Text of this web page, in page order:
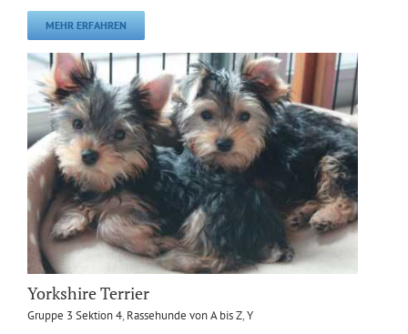
MEHR ERFAHREN
Yorkshire Terrier
Gruppe 3 Sektion 4, Rassehunde von A bis Z,Y